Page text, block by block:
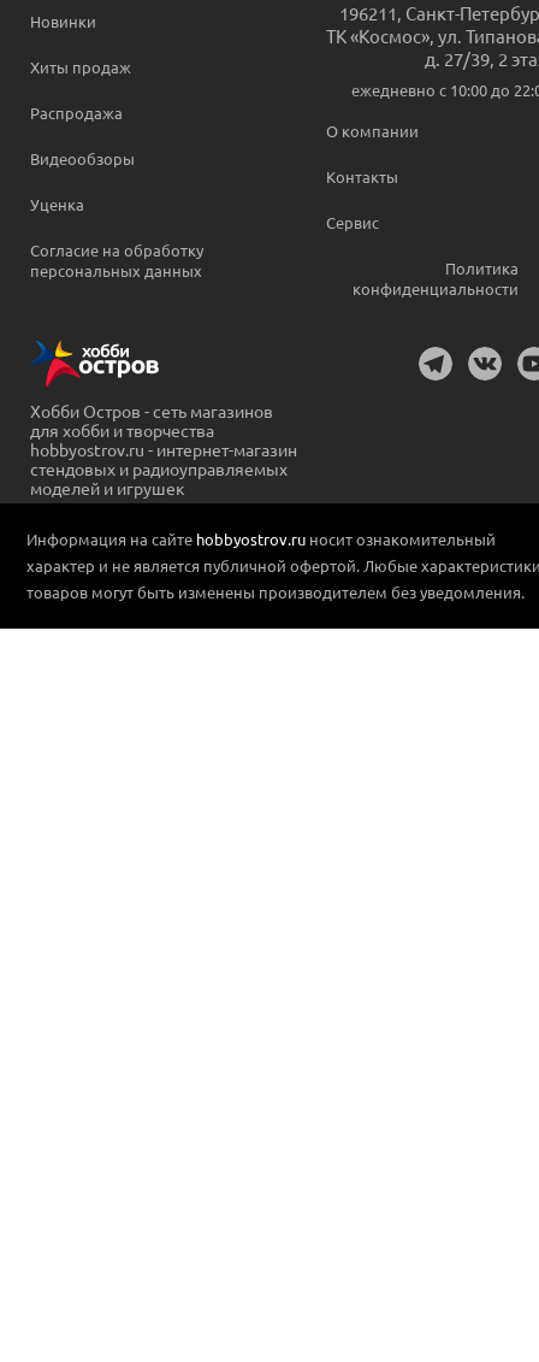
Новинки
Хиты продаж
Распродажа
Видеообзоры
Уценка
Согласие на обработку
персональных данных
196211, Санкт-
ТК «Космос», ул.
д. 27/39, 2
ежедневно c 10:00 до
О компании
Контакты
Сервис
Политика
конфиденциальности
Хобби Остров - сеть магазинов
для хобби и творчества
hobbyostrov.ru - интернет-магазин
стендовых и радиоуправляемых
моделей и игрушек
Информация на сайте hobbyostrov.ru носит ознакомительный
характер и не является публичной офертой. Любые
товаров могут быть изменены производителем без уведомления.